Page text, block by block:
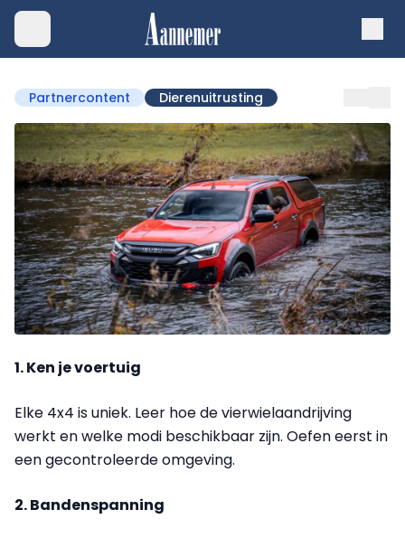
Partnercontent Dierenuitrusting
1. Ken je voertuig
Elke 4x4 is uniek. Leer hoe de vierwielaandrijving
werkt en welke modi beschikbaar zijn. Oefen eerst in
een gecontroleerde omgeving.
2. Bandenspanning